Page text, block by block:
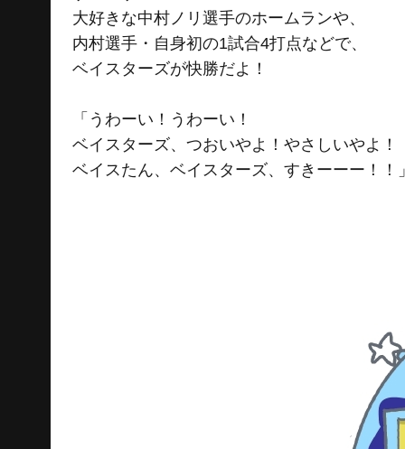
大好きな中村ノリ選手のホームランや、
内村選手・自身初の1試合4打点などで、
ベイスターズが快勝だよ！
「うわーい！うわーい！
ベイスターズ、つおいやよ！やさしいやよ！
ベイスたん、ベイスターズ、すきーーー！！